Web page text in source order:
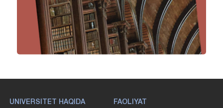
UNIVERSITET HAQIDA FAOLIYAT